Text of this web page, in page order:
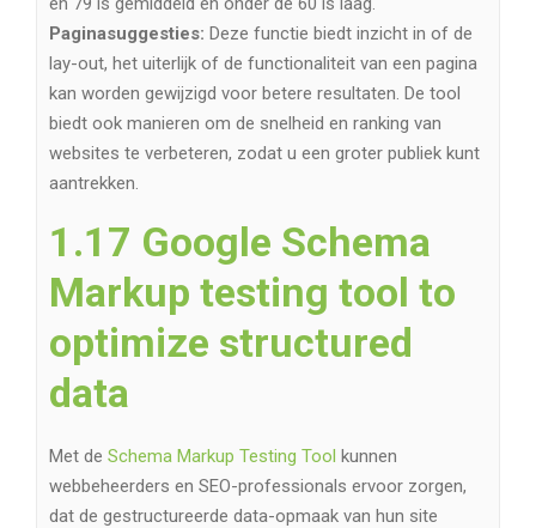
Paginasuggesties: Deze functie biedt inzicht in of de
lay-out, het uiterlijk of de functionaliteit van een pagina
kan worden gewijzigd voor betere resultaten. De tool
biedt ook manieren om de snelheid en ranking van
websites te verbeteren, zodat u een groter publiek kunt
aantrekken.
1.17 Google Schema
Markup testing tool to
optimize structured
data
Met de Schema Markup Testing Tool kunnen
webbeheerders en SEO-professionals ervoor zorgen,
dat de gestructureerde data-opmaak van hun site